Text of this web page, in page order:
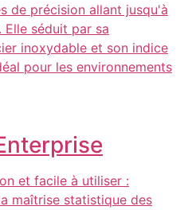
de précision allant jusqu'à
Elle séduit par sa
inoxydable et son indice
pour les environnements
et facile à utiliser :
maîtrise statistique des